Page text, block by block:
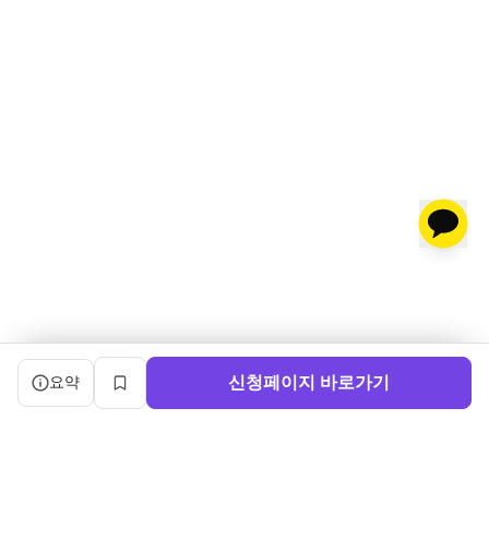
캠프 요약 정보와 상세 도우미, 북마크, 신청 버튼을 제공한다.
요약
북마크 신청페이지 바로가기